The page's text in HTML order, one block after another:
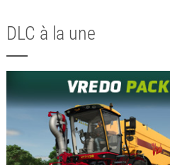
DLC à la une